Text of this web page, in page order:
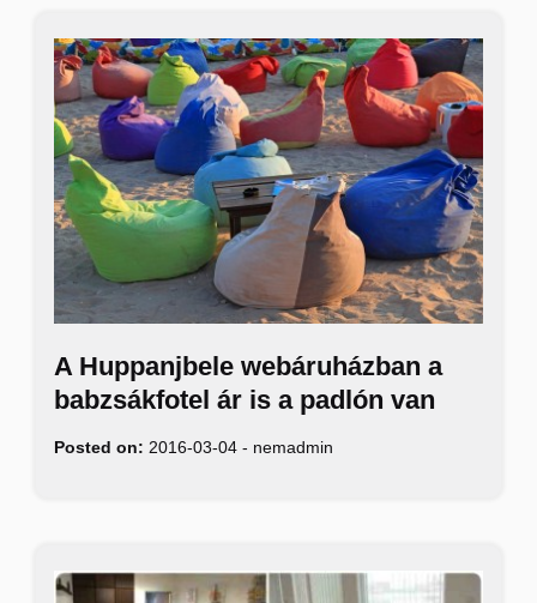
A Huppanjbele webáruházban a
babzsákfotel ár is a padlón van
Posted on: 2016-03-04 - nemadmin